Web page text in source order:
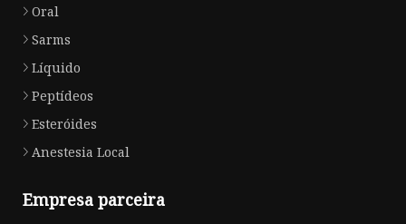
Oral
Sarms
Líquido
Peptídeos
Esteróides
Anestesia Local
Empresa parceira